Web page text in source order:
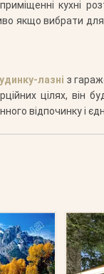
кухні
якщо вибрати
лазні з
цілях, він
відпочинку і